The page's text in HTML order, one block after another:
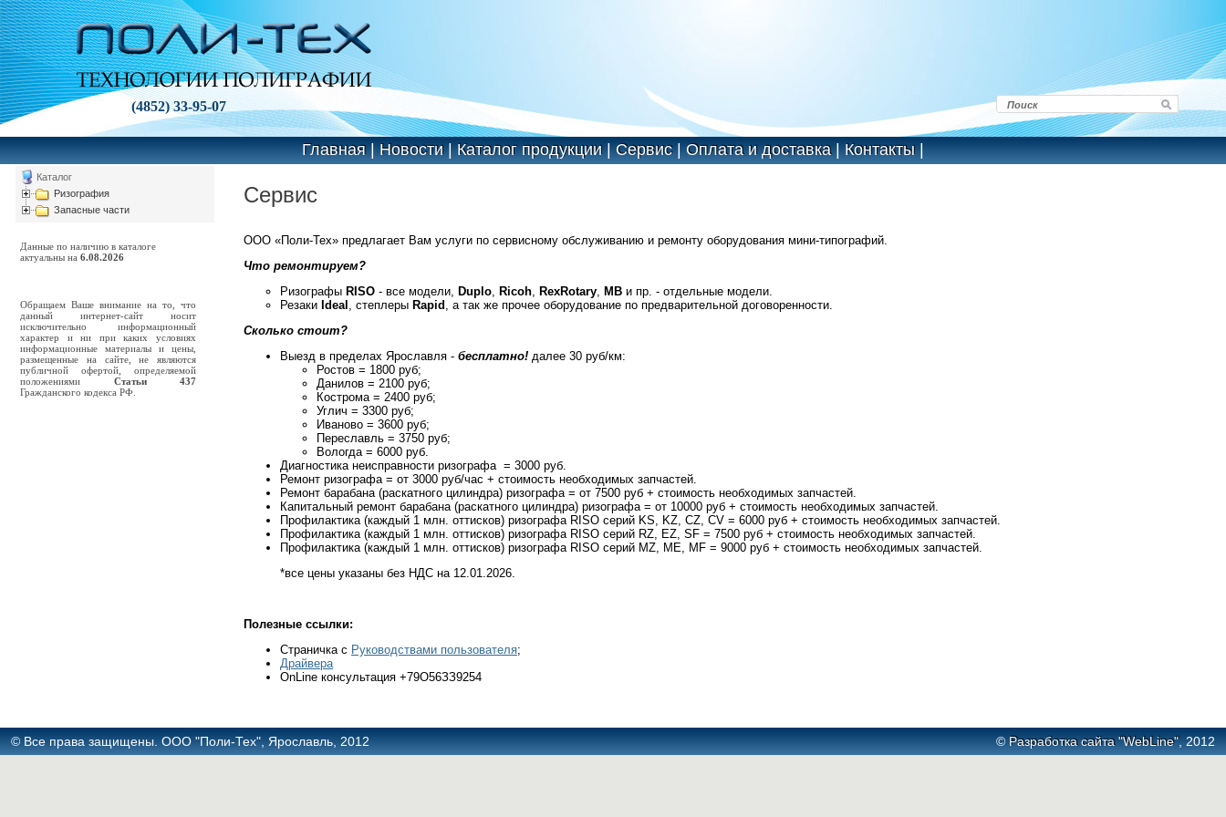
(4852) 33-95-07
Главная|Новости|Каталог продукции|Сервис|Оплата и доставка|Контакты|
Каталог
Ризография
Запасные части
Данные по наличию в каталоге
актуальны на 6.08.2026
Обращаем Ваше внимание на то, что
данный интернет-сайт носит
исключительно информационный
характер и ни при каких условиях
информационные материалы и цены,
размещенные на сайте, не являются
публичной офертой, определяемой
положениями Статьи 437
Гражданского кодекса РФ.
Сервис
ООО «Поли-Тех» предлагает Вам услуги по сервисному обслуживанию и ремонту оборудования мини-типографий.
Что ремонтируем?
Ризографы RISO - все модели, Duplo, Ricoh, RexRotary, MB и пр. - отдельные модели.
Резаки Ideal , cтеплеры Rapid , а так же прочее оборудование по предварительной договоренности.
Сколько стоит?
Выезд в пределах Ярославля - бесплатно! далее 30 руб/км:
Ростов = 1800 руб;
Данилов = 2100 руб;
Кострома = 2400 руб;
Углич = 3300 руб;
Иваново = 3600 руб;
Переславль = 3750 руб;
Вологда = 6000 руб.
Диагностика неисправности ризографа = 3000 руб.
Ремонт ризографа = от 3000 руб/час + стоимость необходимых запчастей.
Ремонт барабана (раскатного цилиндра) ризографа = от 7500 руб + стоимость необходимых запчастей.
Капитальный ремонт барабана (раскатного цилиндра) ризографа = от 10000 руб + стоимость необходимых запчастей.
Профилактика (каждый 1 млн. оттисков) ризографа RISO серий KS, KZ, CZ, CV = 6000 руб + стоимость необходимых запчастей.
Профилактика (каждый 1 млн. оттисков) ризографа RISO серий RZ, EZ, SF = 7500 руб + стоимость необходимых запчастей.
Профилактика (каждый 1 млн. оттисков) ризографа RISO серий MZ, ME, MF = 9000 руб + стоимость необходимых запчастей.
*все цены указаны без НДС на 12.01.2026.
Полезные ссылки:
Страничка с Руководствами пользователя;
Драйвера
OnLine консультация +79O56ЗЗ9254
© Все права защищены. ООО "Поли-Тех", Ярославль, 2012 © Разработка сайта "WebLine", 2012